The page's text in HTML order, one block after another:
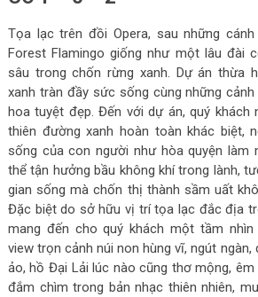
Tọa lạc trên đồi Opera, sau những
Forest Flamingo giống như một lâu đài
sâu trong chốn rừng xanh. Dự án thừa
xanh tràn đầy sức sống cùng những
hoa tuyệt đẹp. Đến với dự án, quý
thiên đường xanh hoàn toàn khác biệt,
sống của con người như hòa quyện làm
thể tận hưởng bầu không khí trong lành,
gian sống mà chốn thị thành sầm uất
Đặc biệt do sở hữu vị trí tọa lạc đắc địa
mang đến cho quý khách một tầm
view trọn cảnh núi non hùng vĩ, ngút
ảo, hồ Đại Lải lúc nào cũng thơ mộng,
đắm chìm trong bản nhạc thiên nhiên,